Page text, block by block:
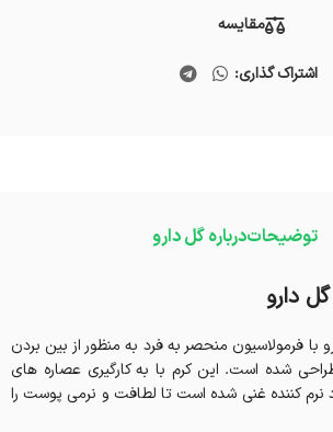
مقایسه
اشتراک گذاری:
توضیحاتدرباره گل دارو
دارو
با فرمولاسیون منحصر به فرد به‏ منظور از بین بردن
شده است. این کرم با به کارگیری عصاره های
گیاهی مختلف و مواد نرم ‎کننده غنی شده است تا لطافت و نرمی پوست را